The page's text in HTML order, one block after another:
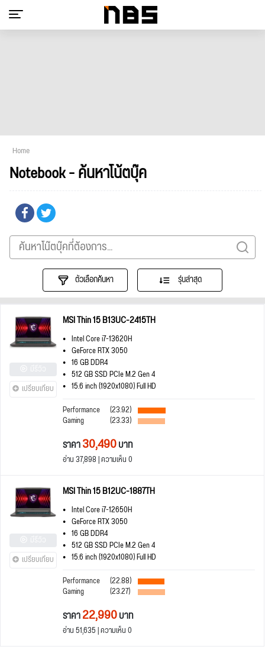
Home
Notebook - ค้นหาโน้ตบุ๊ค
ตัวเลือกค้นหา รุ่นล่าสุด
เปรียบเทียบ
MSI Thin 15 B13UC-2415TH
Intel Core i7-13620H
GeForce RTX 3050
16 GB DDR4
512 GB SSD PCIe M.2 Gen 4
15.6 inch (1920x1080) Full HD
Performance
(23.92)
Gaming (23.33)
ราคา30,490บาท
อ่าน 37,898 | ความเห็น 0
เปรียบเทียบ
MSI Thin 15 B12UC-1887TH
Intel Core i7-12650H
GeForce RTX 3050
16 GB DDR4
512 GB SSD PCIe M.2 Gen 4
15.6 inch (1920x1080) Full HD
Performance
(22.88)
Gaming (23.27)
ราคา22,990บาท
อ่าน 51,635 | ความเห็น 0